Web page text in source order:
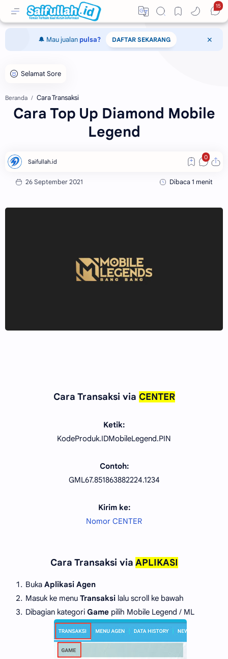
15
🔔 Mau jualan pulsa? DAFTAR SEKARANG
Beranda Cara Transaksi
Cara Top Up Diamond Mobile
Legend
Dibaca 1 menit
Cara Transaksi via CENTER
Ketik:
KodeProduk.IDMobileLegend.PIN
Contoh:
GML67.851863882224.1234
Kirim ke:
Nomor CENTER
Cara Transaksi via APLIKASI
Buka Aplikasi Agen
Masuk ke menu Transaksi lalu scroll ke bawah
Dibagian kategori Game pilih Mobile Legend / ML